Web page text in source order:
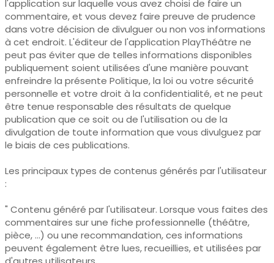
l'application sur laquelle vous avez choisi de faire un
commentaire, et vous devez faire preuve de prudence
dans votre décision de divulguer ou non vos informations
à cet endroit. L'éditeur de l'application PlayThéâtre ne
peut pas éviter que de telles informations disponibles
publiquement soient utilisées d'une manière pouvant
enfreindre la présente Politique, la loi ou votre sécurité
personnelle et votre droit à la confidentialité, et ne peut
être tenue responsable des résultats de quelque
publication que ce soit ou de l'utilisation ou de la
divulgation de toute information que vous divulguez par
le biais de ces publications.
Les principaux types de contenus générés par l'utilisateur
:
" Contenu généré par l'utilisateur. Lorsque vous faites des
commentaires sur une fiche professionnelle (théâtre,
pièce, …) ou une recommandation, ces informations
peuvent également être lues, recueillies, et utilisées par